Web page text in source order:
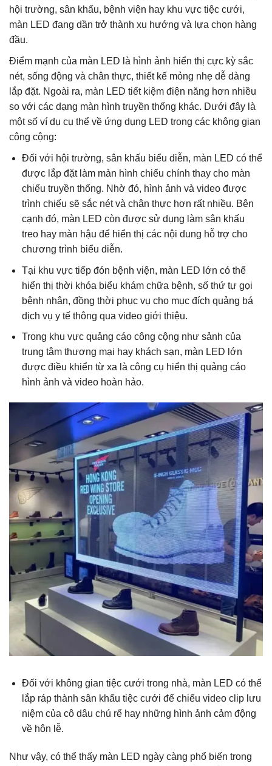
hội trường, sân khấu, bệnh viện hay khu vực tiệc cưới,
màn LED đang dần trở thành xu hướng và lựa chọn hàng
đầu.
Điểm mạnh của màn LED là hình ảnh hiển thị cực kỳ sắc
nét, sống động và chân thực, thiết kế mỏng nhẹ dễ dàng
lắp đặt. Ngoài ra, màn LED tiết kiệm điện năng hơn nhiều
so với các dạng màn hình truyền thống khác. Dưới đây là
một số ví dụ cụ thể về ứng dụng LED trong các không gian
công cộng:
Đối với hội trường, sân khấu biểu diễn, màn LED có thể
được lắp đặt làm màn hình chiếu chính thay cho màn
chiếu truyền thống. Nhờ đó, hình ảnh và video được
trình chiếu sẽ sắc nét và chân thực hơn rất nhiều. Bên
cạnh đó, màn LED còn được sử dụng làm sân khấu
treo hay màn hậu để hiển thị các nội dung hỗ trợ cho
chương trình biểu diễn.
Tại khu vực tiếp đón bệnh viện, màn LED lớn có thể
hiển thị thời khóa biểu khám chữa bệnh, số thứ tự gọi
bệnh nhân, đồng thời phục vụ cho mục đích quảng bá
dịch vụ y tế thông qua video giới thiệu.
Trong khu vực quảng cáo công cộng như sảnh của
trung tâm thương mại hay khách sạn, màn LED lớn
được điều khiển từ xa là công cụ hiển thị quảng cáo
hình ảnh và video hoàn hảo.
Đối với không gian tiệc cưới trong nhà, màn LED có thể
lắp ráp thành sân khấu tiệc cưới để chiếu video clip lưu
niệm của cô dâu chú rể hay những hình ảnh cảm động
về hôn lễ.
Như vậy, có thể thấy màn LED ngày càng phổ biến trong